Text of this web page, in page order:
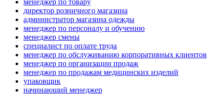
менеджер по товару
директор розничного магазина
администратор магазина одежды
менеджер по персоналу и обучению
менеджер смены
специалист по оплате труда
менеджер по обслуживанию корпоративных клиентов
менеджер по организации продаж
менеджер по продажам медицинских изделий
упаковщик
начинающий менеджер